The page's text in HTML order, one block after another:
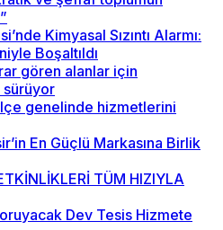
Kimyasal Sızıntı Alarmı:
Boşaltıldı
gören alanlar için
sürüyor
genelinde hizmetlerini
En Güçlü Markasına Birlik
TÜM HIZIYLA
Dev Tesis Hizmete